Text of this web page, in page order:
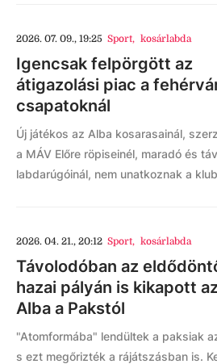
2026. 07. 09., 19:25 Sport, kosárlabda
Igencsak felpörgött az
átigazolási piac a
csapatoknál
Új játékos az Alba kosarasainál,
a MÁV Előre röpiseinél, maradó és
labdarúgóinál, nem unatkoznak a
2026. 04. 21., 20:12 Sport, kosárlabda
Távolodóban az
hazai pályán is kikapott
Alba a Pakstól
"Atomformába" lendültek a paksiak
s ezt megőrizték a rájátszásban is.